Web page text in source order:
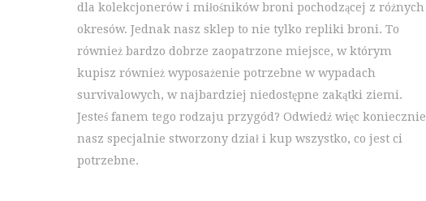
dla kolekcjonerów i miłośników broni pochodzącej z różnych
okresów. Jednak nasz sklep to nie tylko repliki broni. To
również bardzo dobrze zaopatrzone miejsce, w którym
kupisz również wyposażenie potrzebne w wypadach
survivalowych, w najbardziej niedostępne zakątki ziemi.
Jesteś fanem tego rodzaju przygód? Odwiedź więc koniecznie
nasz specjalnie stworzony dział i kup wszystko, co jest ci
potrzebne.